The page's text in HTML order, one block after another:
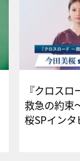
『クロス
救急の約束
桜SPイ